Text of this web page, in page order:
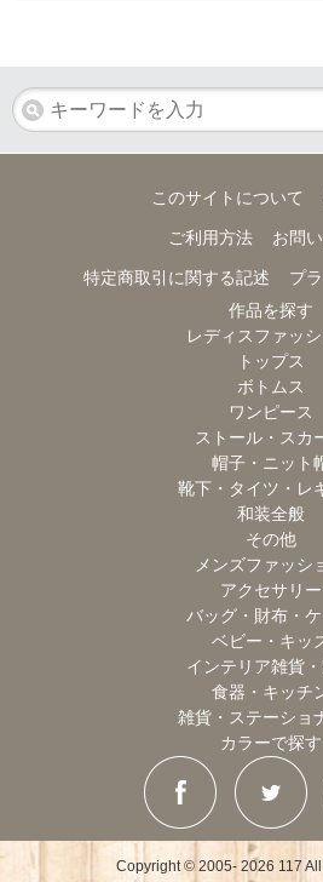
このサイトについて
ご利用方法 お問
特定商取引に関する記述
プ
作品を探す
レディスファッ
トップス
ボトムス
ワンピース
ストール・スカ
帽子・ニット
靴下・タイツ・レ
和装全般
その他
メンズファッシ
アクセサリー
バッグ・財布・
ベビー・キッ
インテリア雑貨
食器・キッチ
雑貨・ステーショ
カラーで探す
Copyright © 2005- 2026 117 All